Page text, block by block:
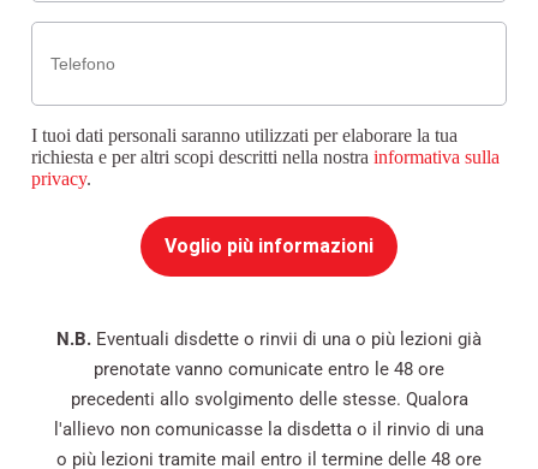
Telefono
I tuoi dati personali saranno utilizzati per elaborare la tua
richiesta e per altri scopi descritti nella nostra informativa sulla
privacy.
Voglio più informazioni
N.B. Eventuali disdette o rinvii di una o più lezioni già
prenotate vanno comunicate entro le 48 ore
precedenti allo svolgimento delle stesse. Qualora
l'allievo non comunicasse la disdetta o il rinvio di una
o più lezioni tramite mail entro il termine delle 48 ore